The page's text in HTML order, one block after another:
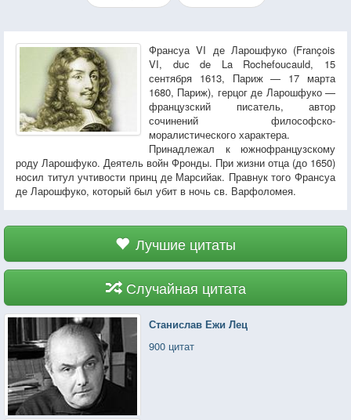
Франсуа VI де Ларошфуко (François
VI, duc de La Rochefoucauld, 15
сентября 1613, Париж — 17 марта
1680, Париж), герцог де Ларошфуко —
французский писатель, автор
сочинений философско-
моралистического характера.
Принадлежал к южнофранцузскому
роду Ларошфуко. Деятель войн Фронды. При жизни отца (до 1650)
носил титул учтивости принц де Марсийак. Правнук того Франсуа
де Ларошфуко, который был убит в ночь св. Варфоломея.
Лучшие цитаты
Случайная цитата
Станислав Ежи Лец
900 цитат